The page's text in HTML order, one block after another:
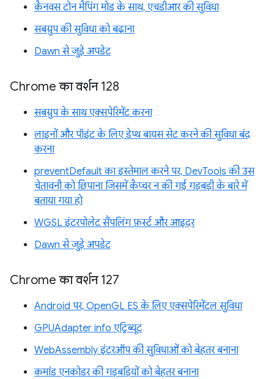
कैनवस टोन मैपिंग मोड के साथ, एचडीआर की सुविधा
सबग्रुप की सुविधा को बढ़ाना
Dawn से जुड़े अपडेट
Chrome का वर्शन 128
सबग्रुप के साथ एक्सपेरिमेंट करना
लाइनों और पॉइंट के लिए डेप्थ बायस सेट करने की सुविधा बंद
करना
preventDefault का इस्तेमाल करने पर, DevTools की उस
चेतावनी को छिपाना जिसमें कैप्चर न की गई गड़बड़ी के बारे में
बताया गया हो
WGSL इंटरपोलेट सैंपलिंग फ़र्स्ट और आइदर
Dawn से जुड़े अपडेट
Chrome का वर्शन 127
Android पर, OpenGL ES के लिए एक्सपेरिमेंटल सुविधा
GPUAdapter info एट्रिब्यूट
WebAssembly इंटरऑप की सुविधाओं को बेहतर बनाना
कमांड एनकोडर की गड़बड़ियों को बेहतर बनाना